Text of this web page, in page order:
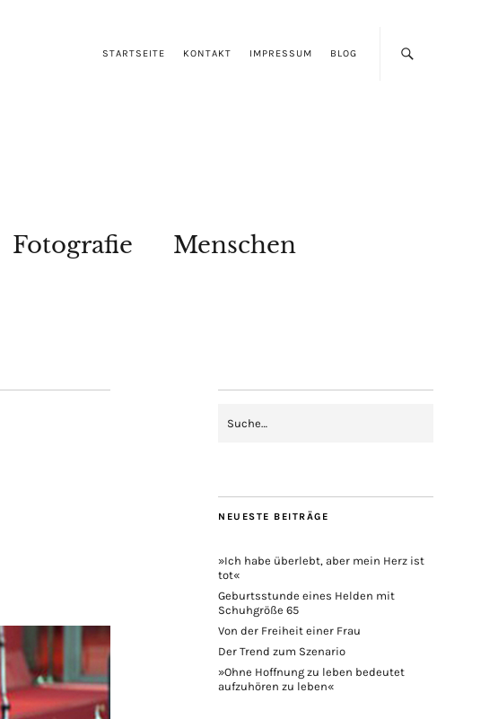
STARTSEITE KONTAKT IMPRESSUM BLOG
Fotografie Menschen
NEUESTE BEITRÄGE
»Ich habe überlebt, aber mein Herz ist
tot«
Geburtsstunde eines Helden mit
Schuhgröße 65
Von der Freiheit einer Frau
Der Trend zum Szenario
»Ohne Hoffnung zu leben bedeutet
aufzuhören zu leben«